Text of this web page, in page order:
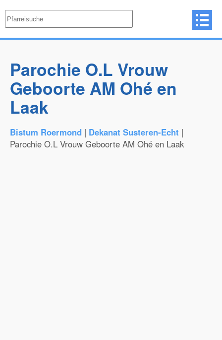
Parochie O.L Vrouw
Geboorte AM Ohé en
Laak
Bistum Roermond | Dekanat Susteren-Echt |
Parochie O.L Vrouw Geboorte AM Ohé en Laak